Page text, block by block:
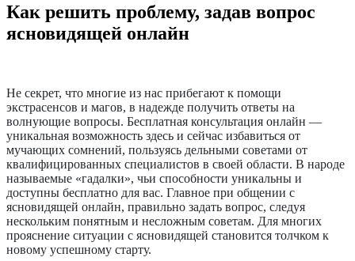
Как решить проблему, задав вопрос
ясновидящей онлайн
Не секрет, что многие из нас прибегают к помощи
экстрасенсов и магов, в надежде получить ответы на
волнующие вопросы. Бесплатная консультация онлайн —
уникальная возможность здесь и сейчас избавиться от
мучающих сомнений, пользуясь дельными советами от
квалифицированных специалистов в своей области. В народе
называемые «гадалки», чьи способности уникальны и
доступны бесплатно для вас. Главное при общении с
ясновидящей онлайн, правильно задать вопрос, следуя
нескольким понятным и несложным советам. Для многих
прояснение ситуации с ясновидящей становится толчком к
новому успешному старту.